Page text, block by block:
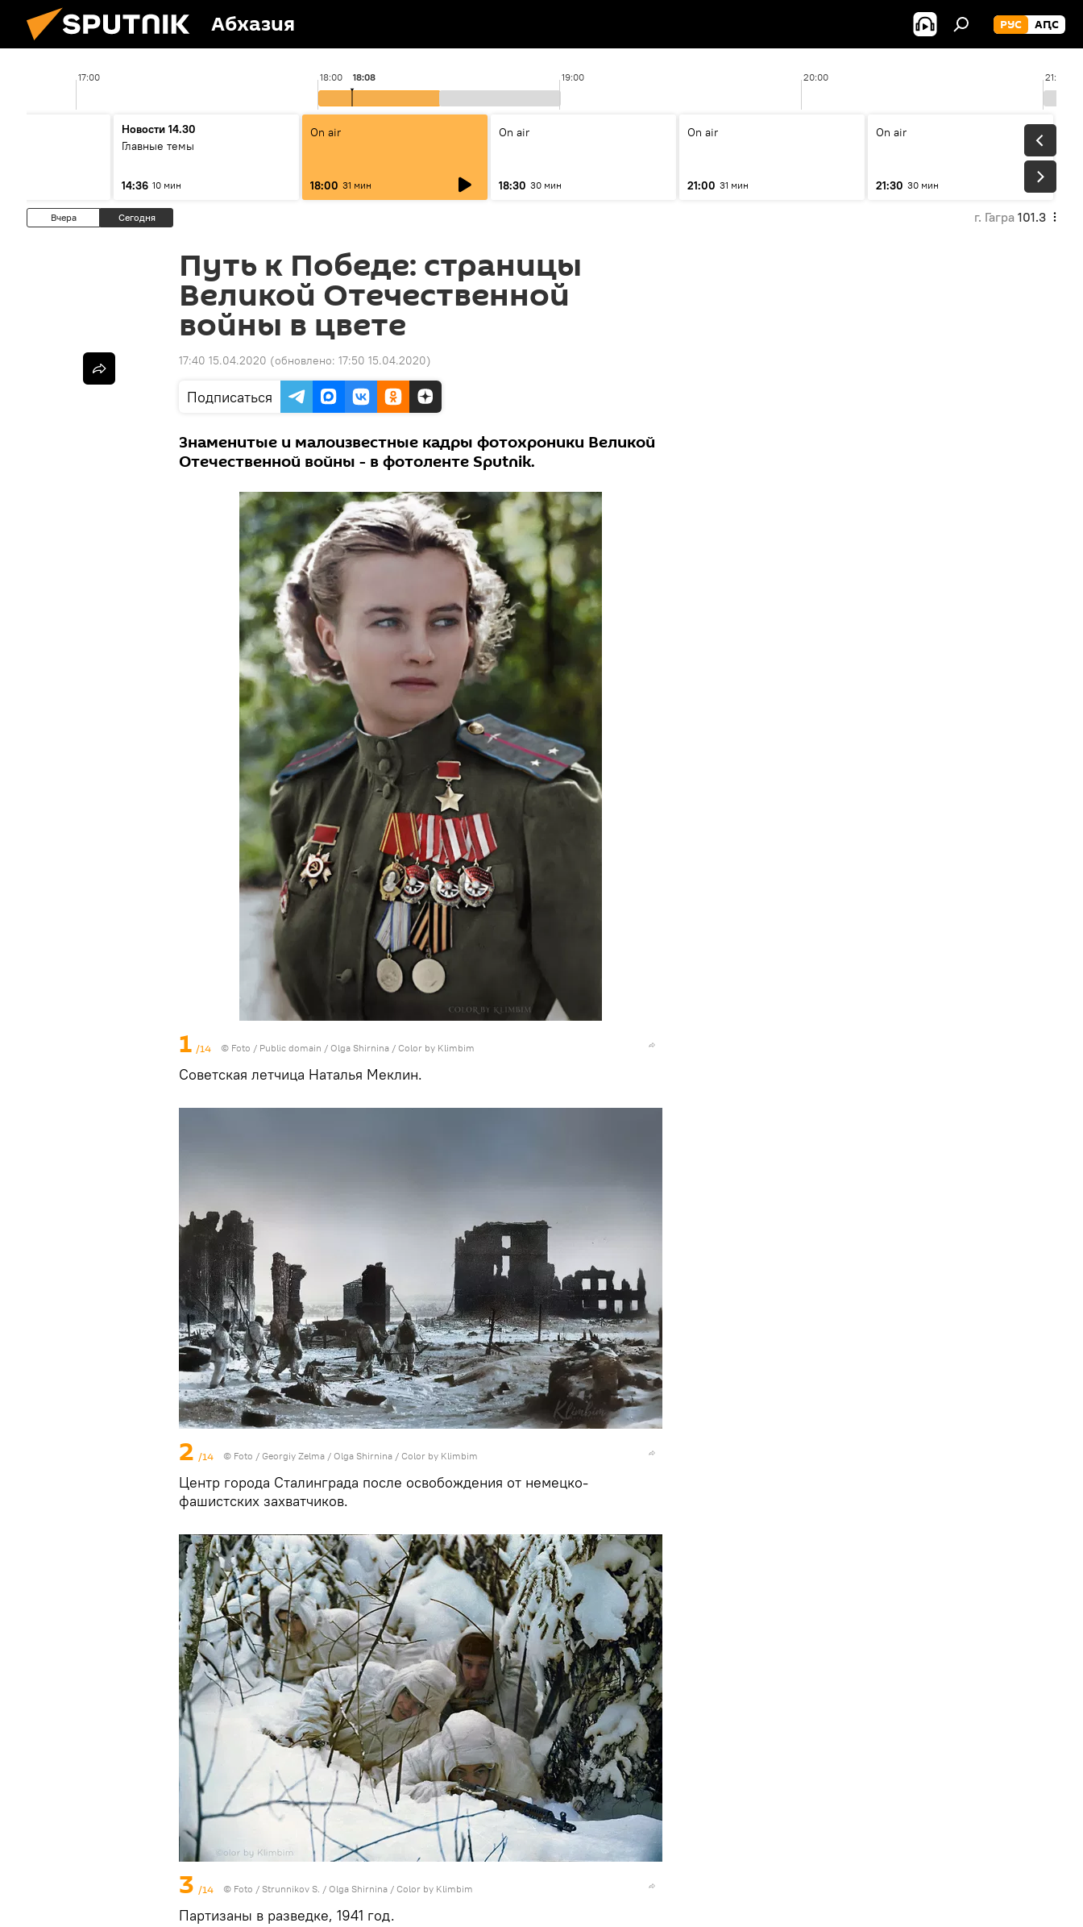
Абхазия РУС АԤС
17:00 18:00 19:00 20:00 21:00
18:08
Новости 14.30
Главные темы
14:36 10 мин
On air
18:00 31 мин
On air
18:30 30 мин
On air
21:00 31 мин
On air
21:30 30 мин
Вчера Сегодня г. Гагра 101.3
Путь к Победе: страницы
Великой Отечественной
войны в цвете
17:40 15.04.2020 (обновлено: 17:50 15.04.2020)
Подписаться
Знаменитые и малоизвестные кадры фотохроники Великой
Отечественной войны - в фотоленте Sputnik.
1 /14 © Foto / Public domain / Olga Shirnina / Color by Klimbim
Советская летчица Наталья Меклин.
2 /14 © Foto / Georgiy Zelma / Olga Shirnina / Color by Klimbim
Центр города Сталинграда после освобождения от немецко-
фашистских захватчиков.
3 /14 © Foto / Strunnikov S. / Olga Shirnina / Color by Klimbim
Партизаны в разведке, 1941 год.